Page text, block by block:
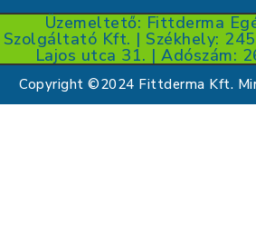
Üzemeltető: Fittderma
Szolgáltató Kft. | Székhely:
Lajos utca 31. | Adószám:
Copyright ©2024 Fittderma Kft.